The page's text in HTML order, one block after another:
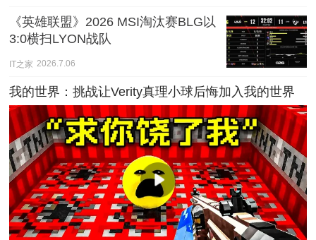
《英雄联盟》2026 MSI淘汰赛BLG以
3:0横扫LYON战队
IT之家 2026.7.06
我的世界：挑战让Verity真理小球后悔加入我的世界